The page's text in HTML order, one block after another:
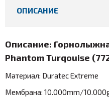
ОПИСАНИЕ
Описание:
Phantom Turqouise
Материал: Duratec Extreme
Мембрана: 10.000mm/